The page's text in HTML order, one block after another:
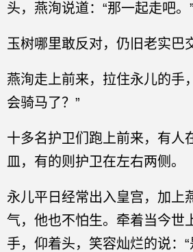
头，燕洵说道：“那一起走吧。”
玉树哪里敢反对，仍旧老实巴
燕洵走上前来，拉住永儿的手
会骑马了？”
十多名护卫们跑上前来，有人
皿，有的则护卫在左右两侧。
永儿平日经常出入皇宫，加上
气，他也不怕生。牵着当今世
手，仰着头，笑容灿烂的说：